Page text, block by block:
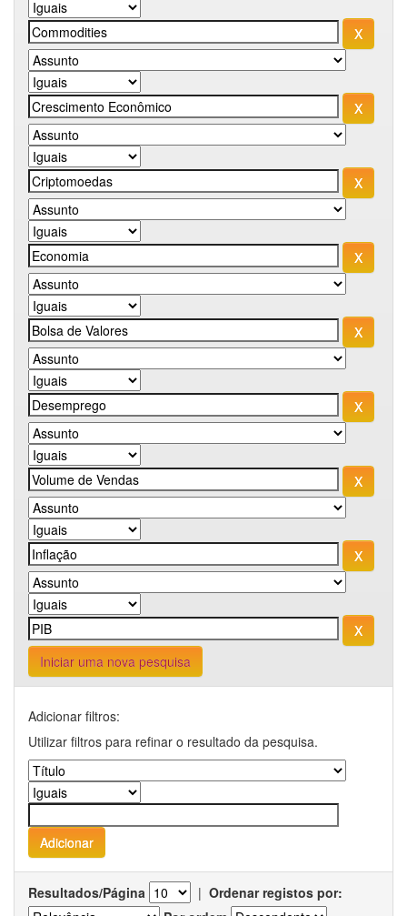
Iniciar uma nova pesquisa
Adicionar filtros:
Utilizar filtros para refinar o resultado da pesquisa.
Resultados/Página | Ordenar registos por: